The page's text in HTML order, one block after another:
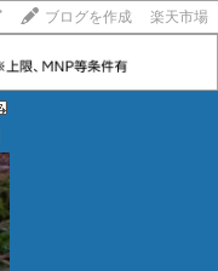
ブログを作成 楽天市場
記事にいいね！で1ポイント
!